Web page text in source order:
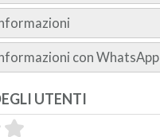
con WhatsApp
UTENTI